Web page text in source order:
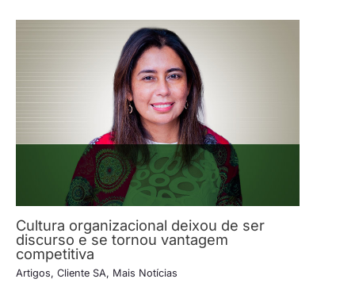
Cultura organizacional deixou de ser
discurso e se tornou vantagem
competitiva
Artigos, Cliente SA, Mais Notícias